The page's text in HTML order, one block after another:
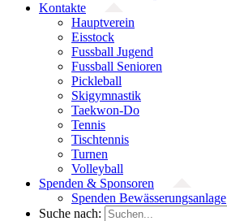
Kontakte
Hauptverein
Eisstock
Fussball Jugend
Fussball Senioren
Pickleball
Skigymnastik
Taekwon-Do
Tennis
Tischtennis
Turnen
Volleyball
Spenden & Sponsoren
Spenden Bewässerungsanlage
Suche nach: